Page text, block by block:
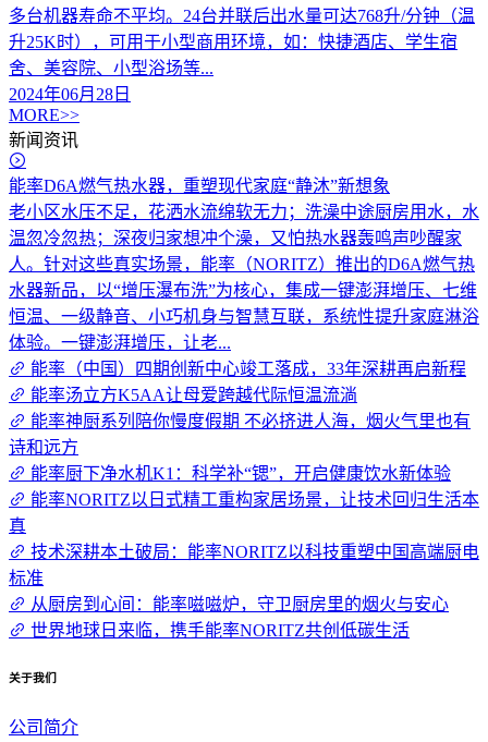
多台机器寿命不平均。24台并联后出水量可达768升/分钟（温
升25K时），可用于小型商用环境，如：快捷酒店、学生宿
舍、美容院、小型浴场等...
2024年06月28日
MORE>>
新闻资讯
能率D6A燃气热水器，重塑现代家庭“静沐”新想象
老小区水压不足，花洒水流绵软无力；洗澡中途厨房用水，水
温忽冷忽热；深夜归家想冲个澡，又怕热水器轰鸣声吵醒家
人。针对这些真实场景，能率（NORITZ）推出的D6A燃气热
水器新品，以“增压瀑布洗”为核心，集成一键澎湃增压、七维
恒温、一级静音、小巧机身与智慧互联，系统性提升家庭淋浴
体验。一键澎湃增压，让老...
能率（中国）四期创新中心竣工落成，33年深耕再启新程
能率汤立方K5AA让母爱跨越代际恒温流淌
能率神厨系列陪你慢度假期 不必挤进人海，烟火气里也有
诗和远方
能率厨下净水机K1：科学补“锶”，开启健康饮水新体验
能率NORITZ以日式精工重构家居场景，让技术回归生活本
真
技术深耕本土破局：能率NORITZ以科技重塑中国高端厨电
标准
从厨房到心间：能率嗞嗞炉，守卫厨房里的烟火与安心
世界地球日来临，携手能率NORITZ共创低碳生活
关于我们
公司简介